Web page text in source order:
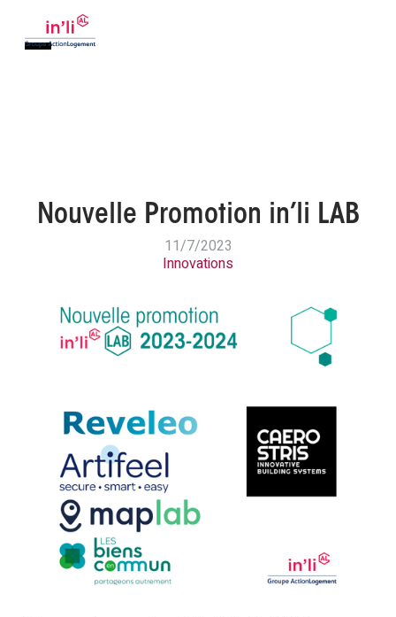
Nouvelle Promotion in’li LAB
11/7/2023
Innovations